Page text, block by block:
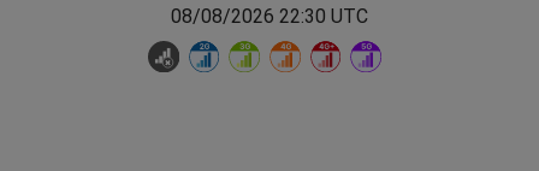
08/08/2026 22:30 UTC